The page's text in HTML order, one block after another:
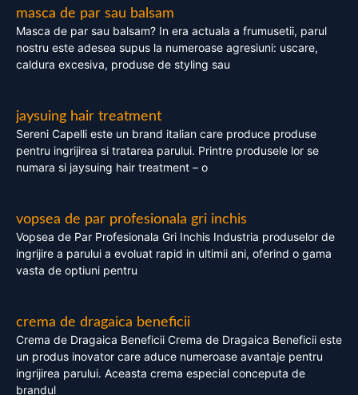
masca de par sau balsam
Masca de par sau balsam? In era actuala a frumusetii, parul
nostru este adesea supus la numeroase agresiuni: uscare,
caldura excesiva, produse de styling sau
jaysuing hair treatment
Sereni Capelli este un brand italian care produce produse
pentru ingrijirea si tratarea parului. Printre produsele lor se
numara si jaysuing hair treatment – o
vopsea de par profesionala gri inchis
Vopsea de Par Profesionala Gri Inchis Industria produselor de
ingrijire a parului a evoluat rapid in ultimii ani, oferind o gama
vasta de optiuni pentru
crema de dragaica beneficii
Crema de Dragaica Beneficii Crema de Dragaica Beneficii este
un produs inovator care aduce numeroase avantaje pentru
ingrijirea parului. Aceasta crema especial conceputa de
brandul